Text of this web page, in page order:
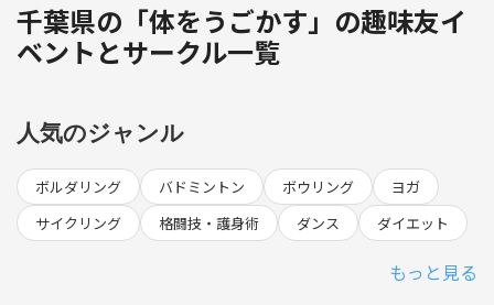
千葉県の「体をうごかす」の趣味友イ
ベントとサークル一覧
人気のジャンル
ボルダリング バドミントン ボウリング
ヨガ
サイクリング
格闘技・護身術 ダンス ダイエット
もっと見る